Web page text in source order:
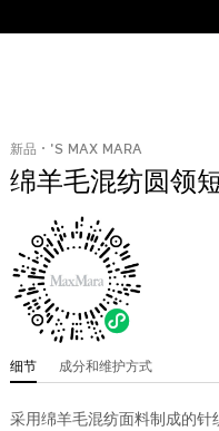
新品 'S MAX MARA
绵羊毛混纺圆领
细节 成分和维护方式
采用绵羊毛混纺面料制成的